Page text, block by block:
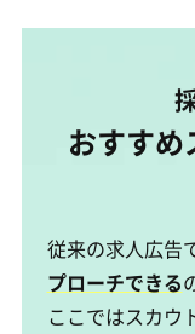
おすす
従来の求人広告
プローチできる
ここではスカウ